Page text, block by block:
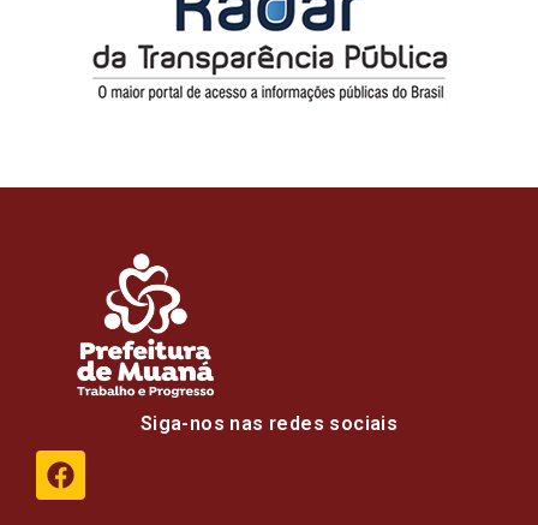
Siga-nos nas redes sociais